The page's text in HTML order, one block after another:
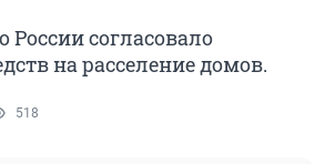
России согласовало
на расселение домов.
518